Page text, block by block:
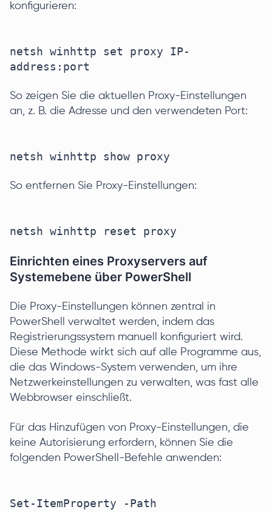
konfigurieren:
netsh winhttp set proxy IP-
So zeigen Sie die aktuellen Proxy-Einstellungen
an, z. B. die Adresse und den verwendeten Port:
So entfernen Sie Proxy-Einstellungen:
Einrichten eines Proxyservers auf
Systemebene über PowerShell
Die Proxy-Einstellungen können zentral in
PowerShell verwaltet werden, indem das
Registrierungssystem manuell konfiguriert wird.
Diese Methode wirkt sich auf alle Programme aus,
die das Windows-System verwenden, um ihre
Netzwerkeinstellungen zu verwalten, was fast alle
Webbrowser einschließt.
Für das Hinzufügen von Proxy-Einstellungen, die
keine Autorisierung erfordern, können Sie die
folgenden PowerShell-Befehle anwenden:
Set-ItemProperty -Path